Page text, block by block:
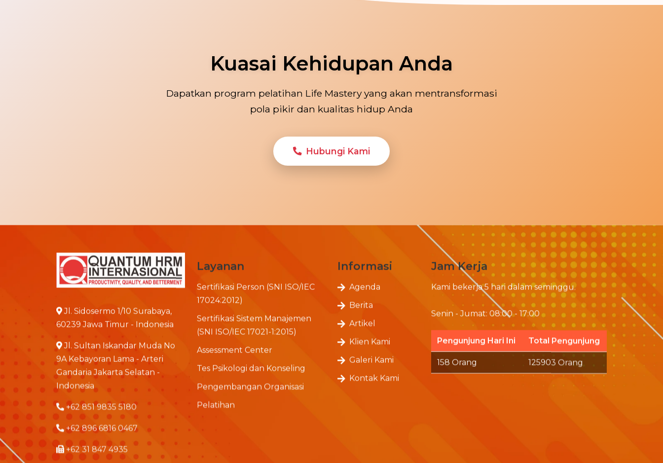
Kuasai Kehidupan Anda
Dapatkan program pelatihan Life Mastery yang akan mentransformasi
pola pikir dan kualitas hidup Anda
Hubungi Kami
Jl. Sidosermo 1/10 Surabaya,
60239 Jawa Timur - Indonesia
Jl. Sultan Iskandar Muda No
9A Kebayoran Lama - Arteri
Gandaria Jakarta Selatan -
Indonesia
+62 851 9835 5180
+62 896 6816 0467
+62 31 847 4935
Layanan
Sertifikasi Person (SNI ISO/IEC
17024:2012)
Sertifikasi Sistem Manajemen
(SNI ISO/IEC 17021-1:2015)
Assessment Center
Tes Psikologi dan Konseling
Pengembangan Organisasi
Pelatihan
Informasi
Agenda
Berita
Artikel
Klien Kami
Galeri Kami
Kontak Kami
Jam Kerja
Kami bekerja 5 hari dalam seminggu.
Senin - Jumat: 08:00 - 17:00
Pengunjung Hari Ini Total Pengunjung
158 Orang 125903 Orang